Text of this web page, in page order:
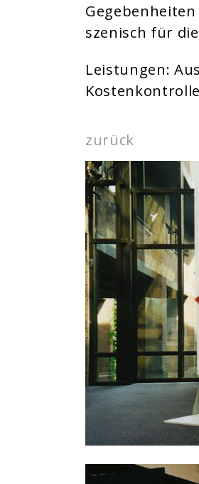
szenisch für
Leistungen:
zurück